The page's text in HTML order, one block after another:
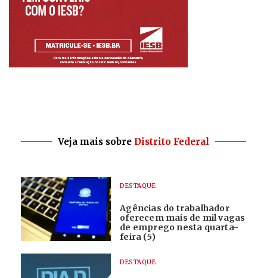
Veja mais sobre Distrito Federal
DESTAQUE
Agências do trabalhador
oferecem mais de mil vagas
de emprego nesta quarta-
feira (5)
DESTAQUE